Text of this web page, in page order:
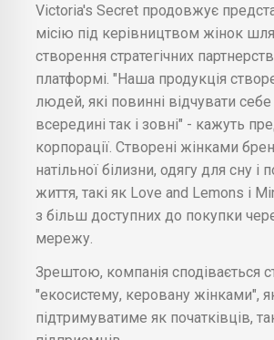
Victoria's Secret продовжує
місію під керівництвом жінок
створення стратегічних
платформі. "Наша продукція
людей, які повинні відчувати
всередині так і зовні" - кажуть
корпорації. Створені жінками
натільної білизни, одягу для сну і
життя, такі як Love and Lemons і
з більш доступних до покупки
мережу.
Зрештою, компанія сподівається
"екосистему, керовану жінками",
підтримуватиме як початківців,